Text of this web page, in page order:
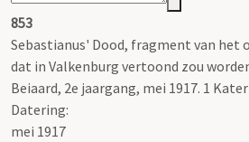
853
Sebastianus' Dood, fragment van het
dat in Valkenburg vertoond zou
Beiaard, 2e jaargang, mei 1917. 1
Datering:
mei 1917